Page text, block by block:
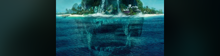
Культура
Мероприятия